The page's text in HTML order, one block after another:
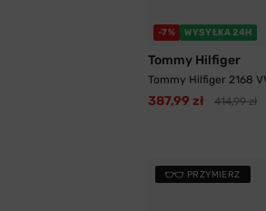
-7% WYSYŁKA 24H
Tommy Hilfiger
Tommy Hilfiger 2168
387,99 zł 414,99 zł
PRZYMIERZ